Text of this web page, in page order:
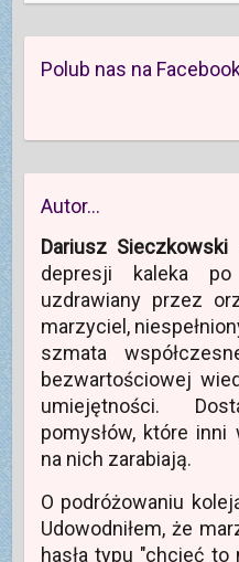
Polub nas na
Autor…
Dariusz Sieczkowski
depresji kaleka
uzdrawiany przez
marzyciel,
szmata
bezwartościowej
umiejętności.
pomysłów, które
na nich zarabiają.
O podróżowaniu
Udowodniłem, że
hasła typu "chcieć